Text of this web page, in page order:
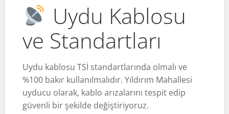
Uydu Kablosu
ve Standartları
Uydu kablosu TSİ standartlarında olmalı ve
%100 bakır kullanılmalıdır. Yıldırım Mahallesi
uyducu olarak, kablo arızalarını tespit edip
güvenli bir şekilde değiştiriyoruz.